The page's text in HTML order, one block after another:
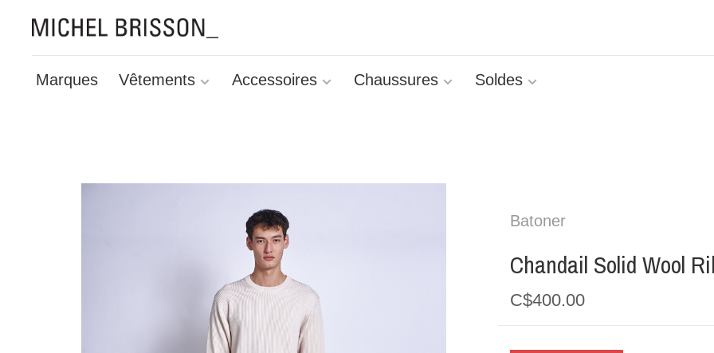
Marques Vêtements Accessoires Chaussures Soldes
Batoner
Chandail Solid Wool
C$400.00